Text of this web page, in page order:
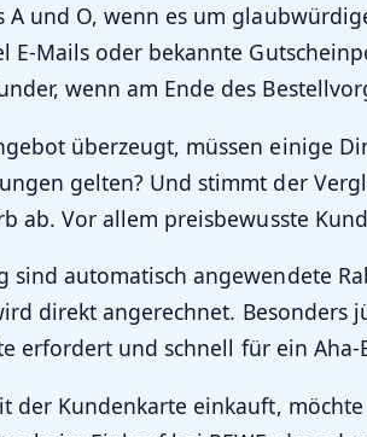
A und O, wenn es um
E-Mails oder bekannte
wenn am Ende des
überzeugt, müssen einige
gelten? Und stimmt der
ab. Vor allem preisbewusste
sind automatisch angewendete
direkt angerechnet.
erfordert und schnell für ein Aha-
der Kundenkarte einkauft,